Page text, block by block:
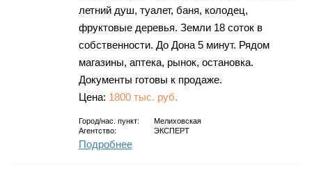
летний душ, туалет, баня, колодец,
фруктовые деревья. Земли 18 соток в
собственности. До Дона 5 минут. Рядом
магазины, аптека, рынок, остановка.
Документы готовы к продаже.
Цена: 1800 тыс. руб.
Город/нас. пункт:
Мелиховская
Агентство:
ЭКСПЕРТ
Подробнее